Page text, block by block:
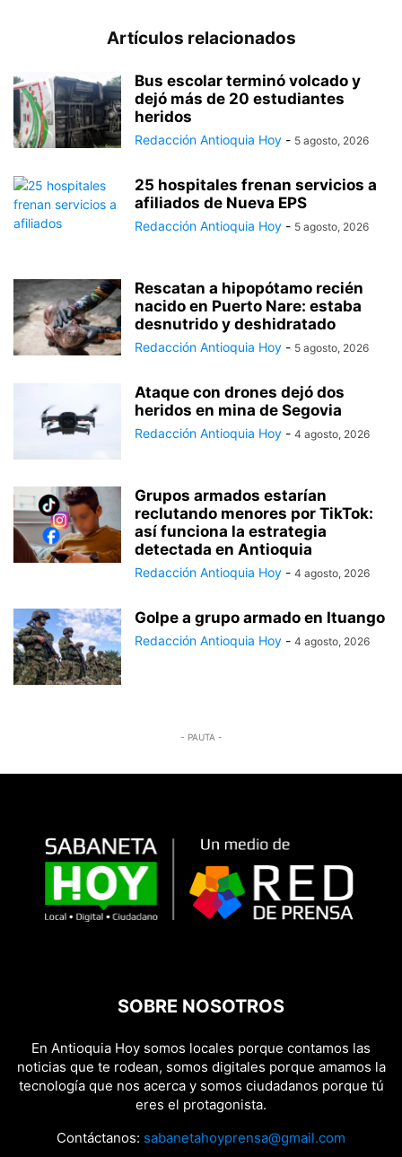
Artículos relacionados
Bus escolar terminó volcado y
dejó más de 20 estudiantes
heridos
Redacción Antioquia Hoy - 5 agosto, 2026
25 hospitales frenan servicios a
afiliados de Nueva EPS
Redacción Antioquia Hoy - 5 agosto, 2026
Rescatan a hipopótamo recién
nacido en Puerto Nare: estaba
desnutrido y deshidratado
Redacción Antioquia Hoy - 5 agosto, 2026
Ataque con drones dejó dos
heridos en mina de Segovia
Redacción Antioquia Hoy - 4 agosto, 2026
Grupos armados estarían
reclutando menores por TikTok:
así funciona la estrategia
detectada en Antioquia
Redacción Antioquia Hoy - 4 agosto, 2026
Golpe a grupo armado en Ituango
Redacción Antioquia Hoy - 4 agosto, 2026
- PAUTA -
SOBRE NOSOTROS
En Antioquia Hoy somos locales porque contamos las
noticias que te rodean, somos digitales porque amamos la
tecnología que nos acerca y somos ciudadanos porque tú
eres el protagonista.
Contáctanos: sabanetahoyprensa@gmail.com